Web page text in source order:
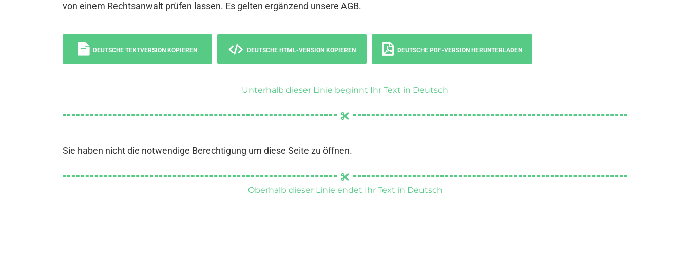
von einem Rechtsanwalt prüfen lassen. Es gelten ergänzend unsere AGB.
DEUTSCHE TEXTVERSION KOPIEREN DEUTSCHE HTML-VERSION KOPIEREN DEUTSCHE PDF-VERSION HERUNTERLADEN
Unterhalb dieser Linie beginnt Ihr Text in Deutsch
Sie haben nicht die notwendige Berechtigung um diese Seite zu öffnen.
Oberhalb dieser Linie endet Ihr Text in Deutsch